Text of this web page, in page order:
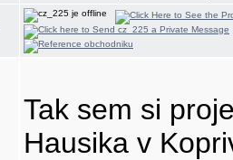
Tak sem si
Hausika v